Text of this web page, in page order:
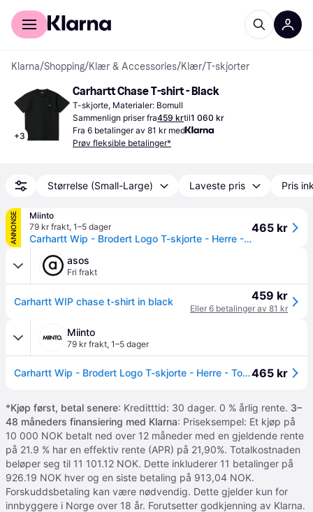
For kunder
Klarna/Shopping/Klær & Accessories/Klær/T-skjorter
+3
Carhartt Chase T-shirt - Black
T-skjorte, Materialer: Bomull
Sammenlign priser fra459 krtil1 060 kr
Fra 6 betalinger av 81 kr med
Prøv fleksible betalinger*
Størrelse (Small-Large) Laveste pris Pris
ANNONSE
Miinto
79 kr frakt, 1–5 dager
Carhartt Wip - Brodert Logo T-skjorte - Herre - Topper - Svart - M
465 kr
asos
Fri frakt
Carhartt WIP chase t-shirt in black 459 kr
Eller 6 betalinger av 81 kr
Miinto
79 kr frakt, 1–5 dager
Carhartt Wip - Brodert Logo T-skjorte - Herre - Topper - Svart - S465 kr
*Kjøp først, betal senere: Kreditttid: 30 dager. 0 % årlig rente. 3–
48 måneders finansiering med Klarna: Priseksempel: Et kjøp på
10 000 NOK betalt ned over 12 måneder med en gjeldende rente
på 21.9 % har en effektiv rente (APR) på 21,90%. Totalkostnaden
beløper seg til 11 101.12 NOK. Dette inkluderer 11 betalinger på
926.19 NOK hver og en siste betaling på 913,04 NOK.
Forskuddsbetaling kan være nødvendig. Dette gjelder kun for
innbyggere i Norge over 18 år. Forutsetter godkjenning av Klarna.